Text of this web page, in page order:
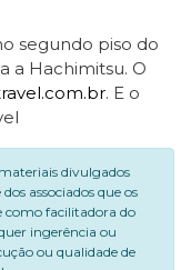
segundo piso do
a Hachimitsu. O
. E o
divulgados
associados que os
como facilitadora do
ingerência ou
ou qualidade de